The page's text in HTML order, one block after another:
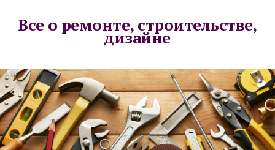
Все о ремонте, строительстве,
дизайне